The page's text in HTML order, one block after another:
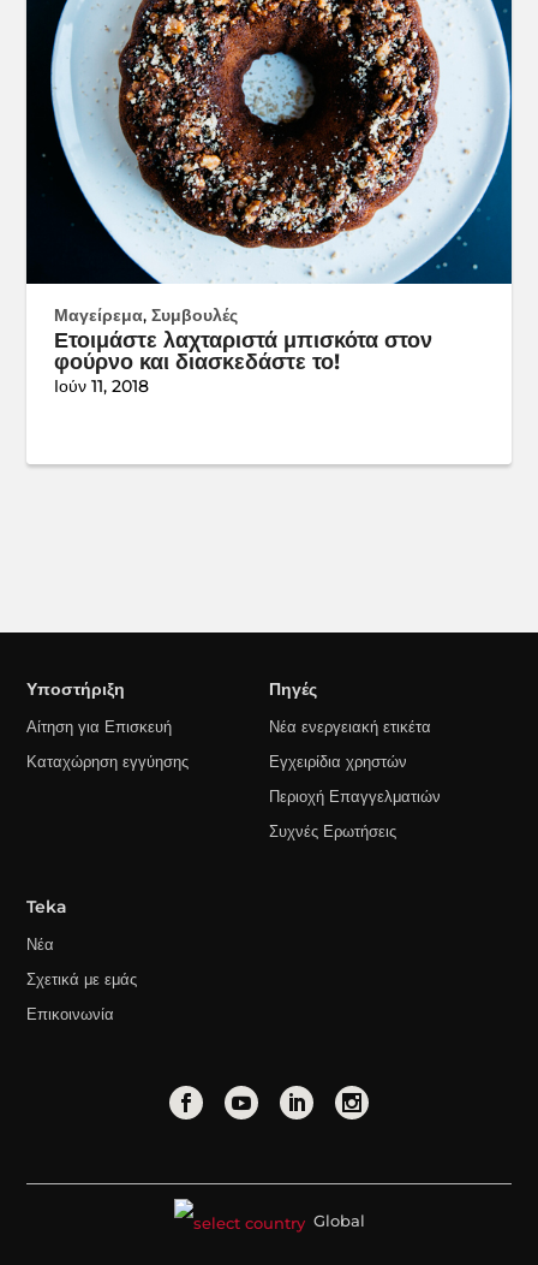
Μαγείρεμα,Συμβουλές
Ετοιμάστε λαχταριστά μπισκότα στον
φούρνο και διασκεδάστε το!
Ιούν 11, 2018
Υποστήριξη
Αίτηση για Επισκευή
Καταχώρηση εγγύησης
Πηγές
Νέα ενεργειακή ετικέτα
Εγχειρίδια χρηστών
Περιοχή Επαγγελματιών
Συχνές Ερωτήσεις
Teka
Νέα
Σχετικά με εμάς
Επικοινωνία
Global